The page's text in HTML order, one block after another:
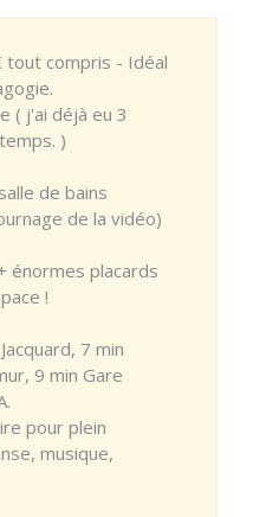
tout compris - Idéal
( j'ai déjà eu 3
)
de bains
de la vidéo)
énormes placards
!
7 min
9 min Gare
pour plein
musique,